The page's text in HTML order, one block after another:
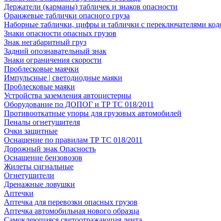
Держатели (карманы) табличек и знаков опасности
Оранжевые таблички опасного груза
Наборные таблички, цифры и таблички с переключателями
Знаки опасности опасных грузов
Знак негабаритный груз
Задний опознавательный знак
Знаки ограничения скорости
Проблесковые маячки
Импульсные | светодиодные маяки
Проблесковые маяки
Устройства заземления автоцистерны
Оборудование по ДОПОГ и ТР ТС 018/2011
Противооткатные упоры для грузовых автомобилей
Пеналы огнетушителя
Очки защитные
Оснащение по правилам ТР ТС 018/2011
Дорожный знак Опасность
Оснащение бензовозов
Жилеты сигнальные
Огнетушители
Дренажные ловушки
Аптечки
Аптечка для перевозки опасных грузов
Аптечка автомобильная нового образца